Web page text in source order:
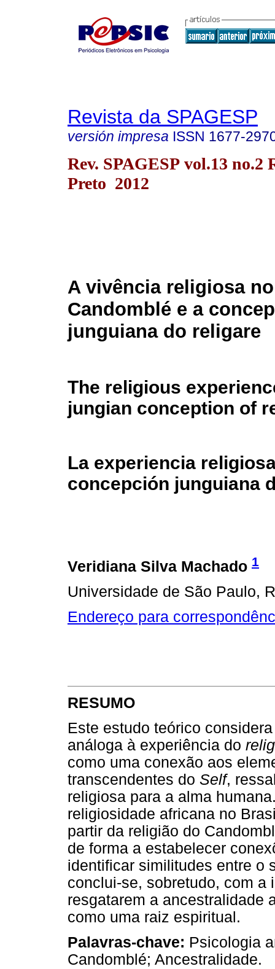
Revista da SPAGESP
versión impresa ISSN 1677-
Rev. SPAGESP vol.13 no.2
Preto 2012
A vivência religiosa no
Candomblé e a
junguiana do religare
The religious
jungian conception of
La experiencia
concepción junguiana
Veridiana Silva Machado 1
Universidade de São Paulo,
Endereço para
RESUMO
Este estudo teórico
análoga à experiência do
como uma conexão aos
transcendentes do Self,
religiosa para a alma
religiosidade africana no
partir da religião do
de forma a estabelecer
identificar similitudes entre o
conclui-se, sobretudo, com a
resgatarem a ancestralidade
como uma raiz espiritual.
Palavras-chave: Psicologia
Candomblé; Ancestralidade.